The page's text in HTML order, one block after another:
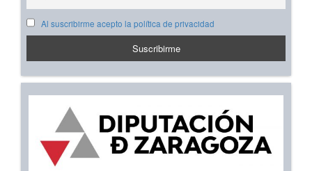
Al suscribirme acepto la política de privacidad